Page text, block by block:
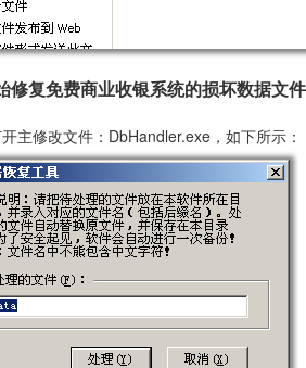
修复免费商业收银系统的损坏数据文件
主修改文件：DbHandler.exe，如下所示：